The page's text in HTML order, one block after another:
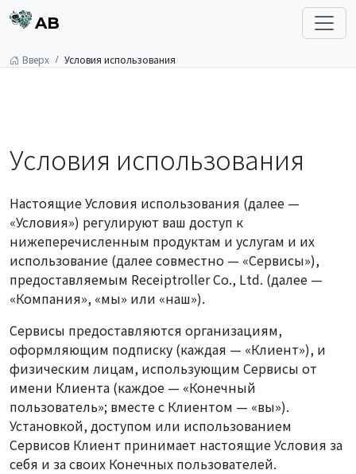
AB
Вверх Условия использования
Условия использования
Настоящие Условия использования (далее —
«Условия») регулируют ваш доступ к
нижеперечисленным продуктам и услугам и их
использование (далее совместно — «Сервисы»),
предоставляемым Receiptroller Co., Ltd. (далее —
«Компания», «мы» или «наш»).
Сервисы предоставляются организациям,
оформляющим подписку (каждая — «Клиент»), и
физическим лицам, использующим Сервисы от
имени Клиента (каждое — «Конечный
пользователь»; вместе с Клиентом — «вы»).
Установкой, доступом или использованием
Сервисов Клиент принимает настоящие Условия за
себя и за своих Конечных пользователей.